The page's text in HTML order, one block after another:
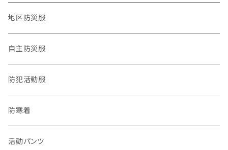
医療系
公職バックアップ系
防犯・防災警戒系
チーム系
動物系
地区防災服
自主防災服
防犯活動服
防寒着
活動パンツ